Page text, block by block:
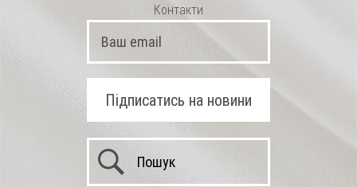
Контакти